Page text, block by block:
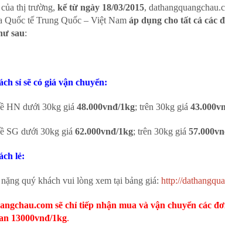
thị trường, kể từ ngày 18/03/2015,
Quốc tế Trung Quốc – Việt Nam áp dụng cho tất cả các
sau:
sỉ sẽ có giá vận chuyển:
30kg giá 48.000vnđ/1kg; trên 30kg giá
30kg giá 62.000vnđ/1kg; trên 30kg giá
lẻ:
quý khách vui lòng xem tại bảng giá: http://
sẽ chỉ tiếp nhận mua và vận chuyển các
13000vnđ/1kg.